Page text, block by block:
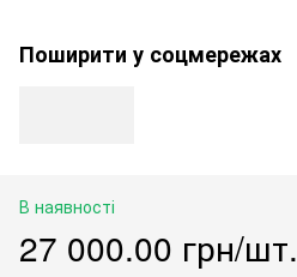
Поширити у соцмережах
В наявності
27 000.00 грн/шт.